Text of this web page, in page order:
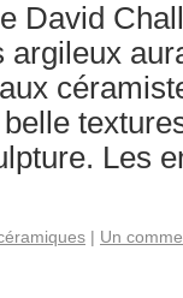
David
argileux
Les
| Un